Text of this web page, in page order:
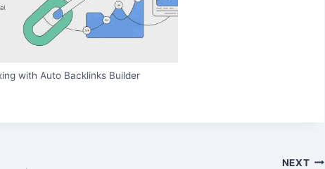
with Auto Backlinks Builder
NEXT